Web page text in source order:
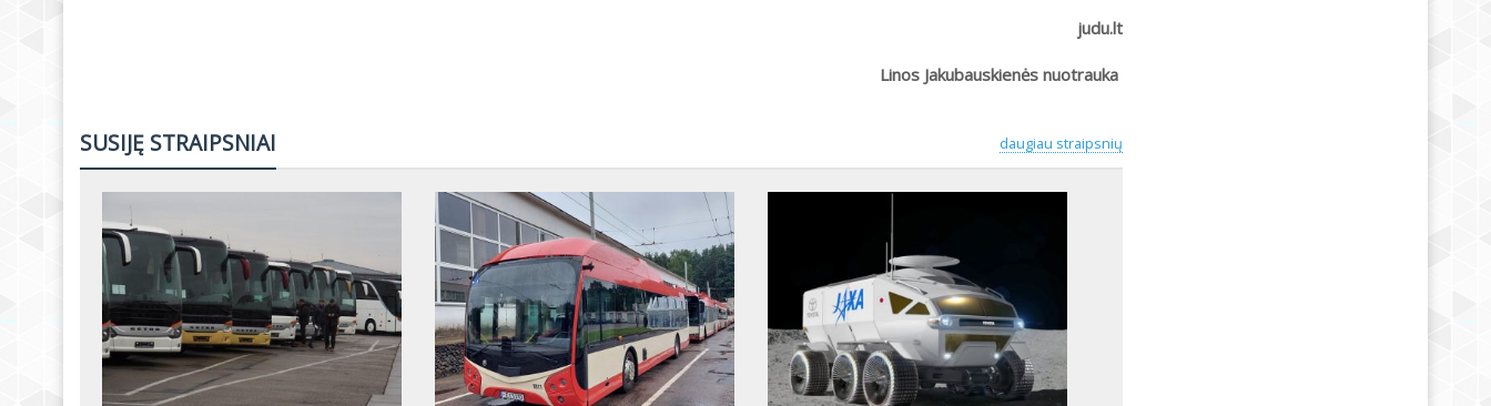
judu.lt
Linos Jakubauskienės nuotrauka
daugiau straipsnių
SUSIJĘ STRAIPSNIAI